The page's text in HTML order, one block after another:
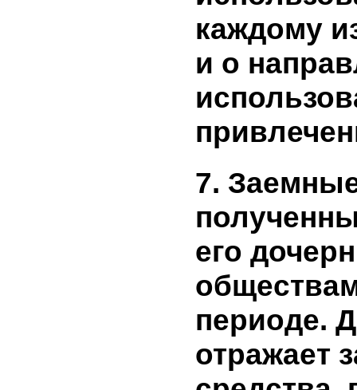
бумаг и
ценных
объем
средств,
каждому
и о